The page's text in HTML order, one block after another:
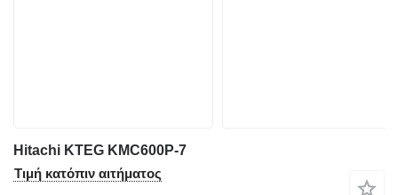
Hitachi KTEG KMC600P-7
Τιμή κατόπιν αιτήματος